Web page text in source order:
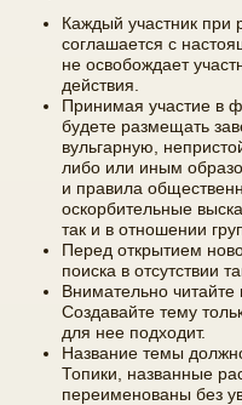
Каждый участник при
соглашается с
не освобождает
действия.
Принимая участие в
будете размещать
вульгарную,
либо или иным
и правила
оскорбительные
так и в отношении
Перед открытием
поиска в отсутствии
Внимательно читайте
Создавайте тему
для нее подходит.
Название темы
Топики, названные
переименованы без